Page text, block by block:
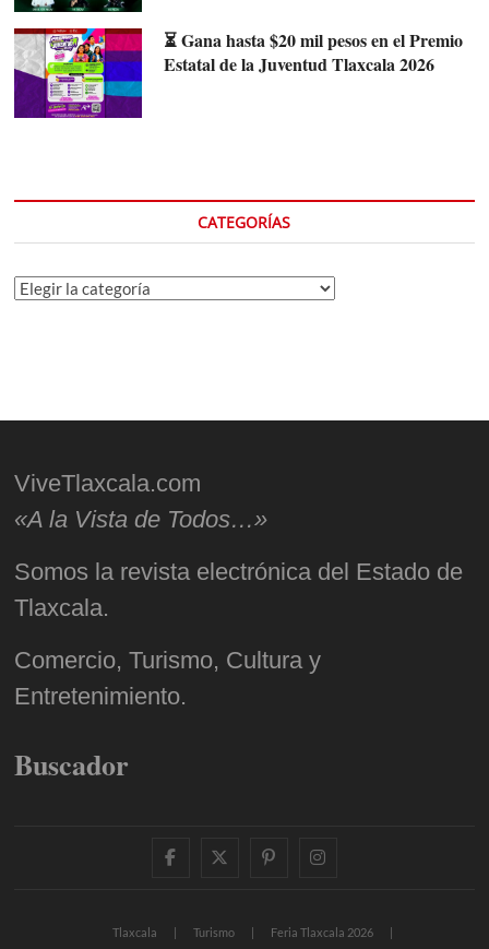
⏳ Gana hasta $20 mil pesos en el Premio
Estatal de la Juventud Tlaxcala 2026
CATEGORÍAS
Categorías
ViveTlaxcala.com
«A la Vista de Todos…»
Somos la revista electrónica del Estado de
Tlaxcala.
Comercio, Turismo, Cultura y
Entretenimiento.
Buscador
facebooktwitter
pinterestinstagram
Tlaxcala Turismo
Feria Tlaxcala 2026